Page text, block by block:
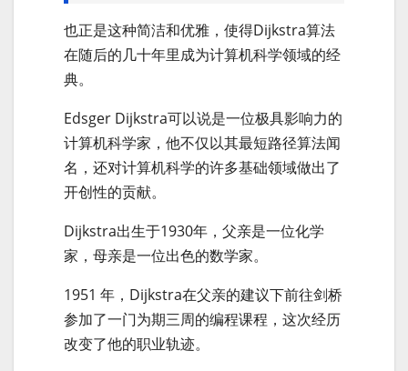
也正是这种简洁和优雅，使得Dijkstra算法
在随后的几十年里成为计算机科学领域的经
典。
Edsger Dijkstra可以说是一位极具影响力的
计算机科学家，他不仅以其最短路径算法闻
名，还对计算机科学的许多基础领域做出了
开创性的贡献。
Dijkstra出生于1930年，父亲是一位化学
家，母亲是一位出色的数学家。
1951 年，Dijkstra在父亲的建议下前往剑桥
参加了一门为期三周的编程课程，这次经历
改变了他的职业轨迹。